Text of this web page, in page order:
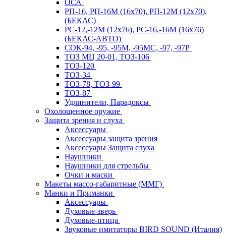
ОСА
РП-16, РП-16М (16х70), РП-12М (12х70),
(БЕКАС)
РС-12,-12М (12х76), РС-16,-16М (16х76)
(БЕКАС-АВТО)
СОК-94, -95, -95М, -95МС, -97, -97Р
ТОЗ МЦ 20-01, ТОЗ-106
ТОЗ-120
ТОЗ-34
ТОЗ-78, ТОЗ-99
ТОЗ-87
Удлинители, Парадоксы
Охолощенное оружие
Защита зрения и слуха
Аксессуары
Аксессуары защита зрения
Аксессуары Защита слуха
Наушники
Наушники для стрельбы
Очки и маски
Макеты массо-габаритные (ММГ)
Манки и Приманки
Аксессуары
Духовые-зверь
Духовые-птица
Звуковые имитаторы BIRD SOUND (Италия)